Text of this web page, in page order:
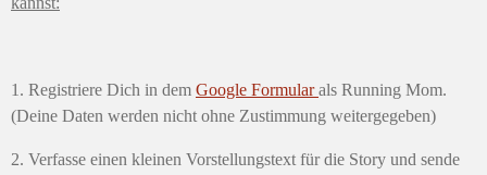
1. Registriere Dich in dem Google Formularals Running Mom.
(Deine Daten werden nicht ohne Zustimmung weitergegeben)
2. Verfasse einen kleinen Vorstellungstext für die Story und sende